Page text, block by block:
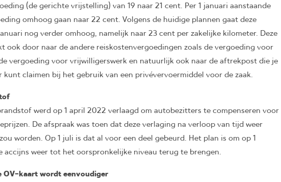
(de gerichte vrijstelling) van 19 naar 21 cent. Per 1 januari aanstaande
omhoog gaan naar 22 cent. Volgens de huidige plannen gaat deze
nog verder omhoog, namelijk naar 23 cent per zakelijke kilometer. Deze
ook door naar de andere reiskostenvergoedingen zoals de vergoeding voor
vergoeding voor vrijwilligerswerk en natuurlijk ook naar de aftrekpost die je
kunt claimen bij het gebruik van een privévervoermiddel voor de zaak.
werd op 1 april 2022 verlaagd om autobezitters te compenseren voor
De afspraak was toen dat deze verlaging na verloop van tijd weer
worden. Op 1 juli is dat al voor een deel gebeurd. Het plan is om op 1
accijns weer tot het oorspronkelijke niveau terug te brengen.
OV-kaart wordt eenvoudiger